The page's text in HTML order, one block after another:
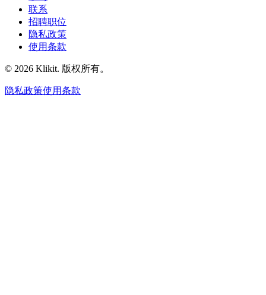
联系
招聘职位
隐私政策
使用条款
© 2026 Klikit. 版权所有。
隐私政策使用条款